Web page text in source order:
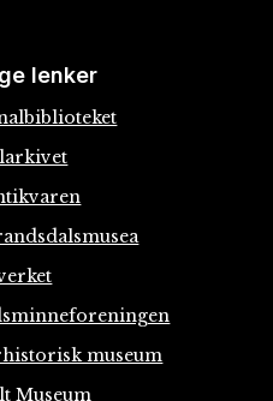
lenker
museum
Museum